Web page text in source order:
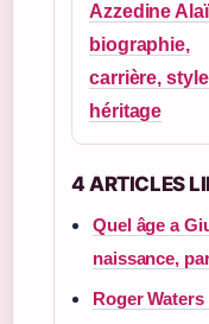
Azzedine
biographie,
carrière,
héritage
4 ARTICLES
Quel âge a
naissance,
Roger